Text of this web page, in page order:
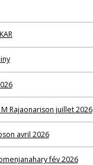
Rajaonarison juillet 2026
avril 2026
fév 2026